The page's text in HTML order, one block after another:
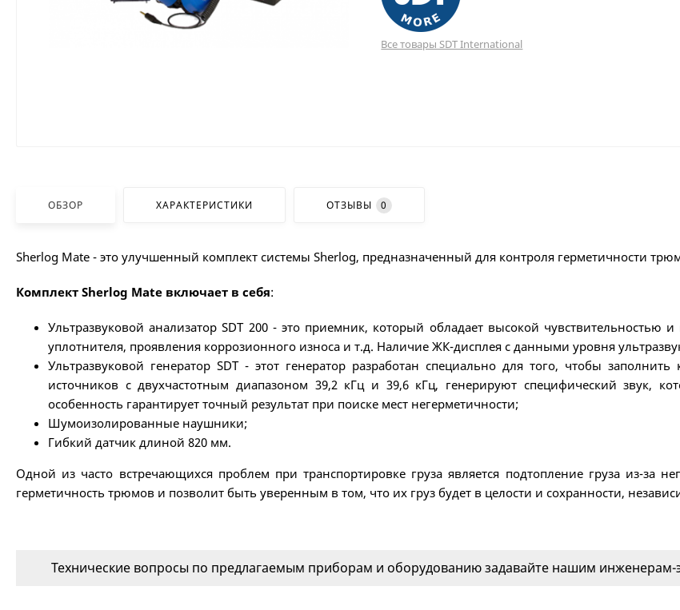
Все товары SDT International
ОБЗОР ХАРАКТЕРИСТИКИ ОТЗЫВЫ 0
Sherlog Mate - это улучшенный комплект системы Sherlog, предназначенный для контроля герметичности
Комплект Sherlog Mate включает в себя:
Ультразвуковой анализатор SDT 200 - это приемник, который обладает высокой чувствительностью
уплотнителя, проявления коррозионного износа и т.д. Наличие ЖК-дисплея с данными уровня
Ультразвуковой генератор SDT - этот генератор разработан специально для того, чтобы
источников с двухчастотным диапазоном 39,2 кГц и 39,6 кГц, генерируют специфический звук,
особенность гарантирует точный результат при поиске мест негерметичности;
Шумоизолированные наушники;
Гибкий датчик длиной 820 мм.
Одной из часто встречающихся проблем при транспортировке груза является подтопление груза из-за
герметичность трюмов и позволит быть уверенным в том, что их груз будет в целости и сохранности,
Технические вопросы по предлагаемым приборам и оборудованию задавайте нашим